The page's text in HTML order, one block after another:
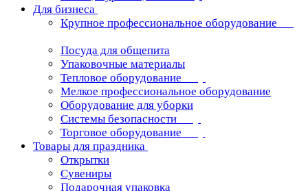
Для бизнеса
Крупное профессиональное оборудование
Посуда для общепита
Упаковочные материалы
Тепловое оборудование
Мелкое профессиональное оборудование
Оборудование для уборки
Системы безопасности
Торговое оборудование
Товары для праздника
Открытки
Сувениры
Подарочная упаковка